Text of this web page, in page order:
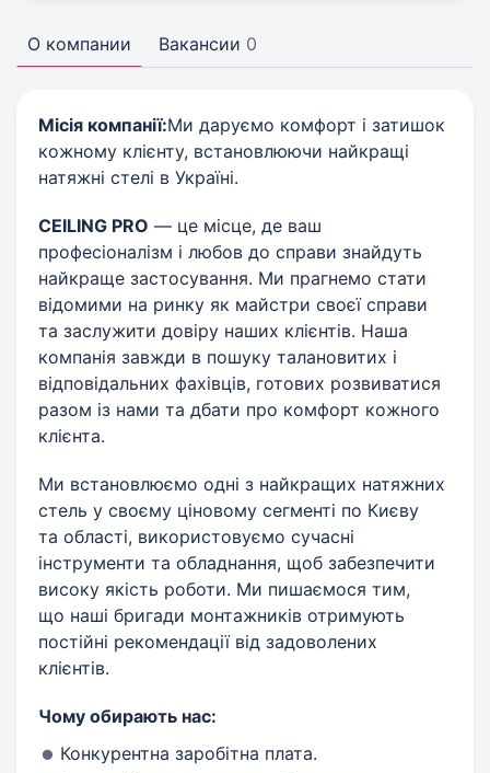
О компании Вакансии 0
Місія компанії:Ми даруємо комфорт і затишок
кожному клієнту, встановлюючи найкращі
натяжні стелі в Україні.
CEILING PRO — це місце, де ваш
професіоналізм і любов до справи знайдуть
найкраще застосування. Ми прагнемо стати
відомими на ринку як майстри своєї справи
та заслужити довіру наших клієнтів. Наша
компанія завжди в пошуку талановитих і
відповідальних фахівців, готових розвиватися
разом із нами та дбати про комфорт кожного
клієнта.
Ми встановлюємо одні з найкращих натяжних
стель у своєму ціновому сегменті по Києву
та області, використовуємо сучасні
інструменти та обладнання, щоб забезпечити
високу якість роботи. Ми пишаємося тим,
що наші бригади монтажників отримують
постійні рекомендації від задоволених
клієнтів.
Чому обирають нас:
Конкурентна заробітна плата.